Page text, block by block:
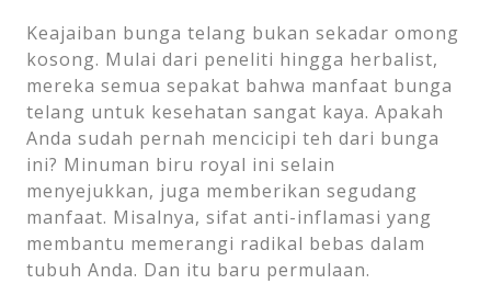
Keajaiban bunga telang bukan sekadar omong
kosong. Mulai dari peneliti hingga herbalist,
mereka semua sepakat bahwa manfaat bunga
telang untuk kesehatan sangat kaya. Apakah
Anda sudah pernah mencicipi teh dari bunga
ini? Minuman biru royal ini selain
menyejukkan, juga memberikan segudang
manfaat. Misalnya, sifat anti-inflamasi yang
membantu memerangi radikal bebas dalam
tubuh Anda. Dan itu baru permulaan.